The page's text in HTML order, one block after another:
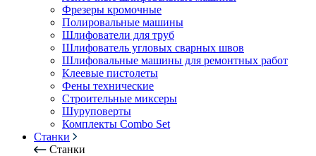
Фрезеры кромочные
Полировальные машины
Шлифователи для труб
Шлифователь угловых сварных швов
Шлифовальные машины для ремонтных работ
Клеевые пистолеты
Фены технические
Строительные миксеры
Шуруповерты
Комплекты Combo Set
Станки
Станки